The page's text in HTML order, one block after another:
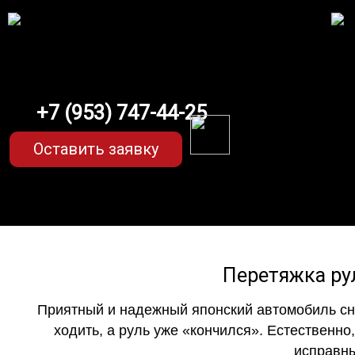
+7 (953) 747-44-25
Оставить заявку
Перетяжка
Приятный и надежный японский автомобиль
ходить, а руль уже «кончился».